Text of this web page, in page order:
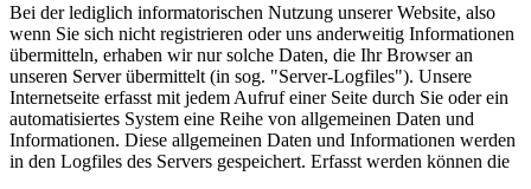
Bei der lediglich informatorischen Nutzung unserer Website, also
wenn Sie sich nicht registrieren oder uns anderweitig Informationen
übermitteln, erhaben wir nur solche Daten, die Ihr Browser an
unseren Server übermittelt (in sog. "Server-Logfiles"). Unsere
Internetseite erfasst mit jedem Aufruf einer Seite durch Sie oder ein
automatisiertes System eine Reihe von allgemeinen Daten und
Informationen. Diese allgemeinen Daten und Informationen werden
in den Logfiles des Servers gespeichert. Erfasst werden können die